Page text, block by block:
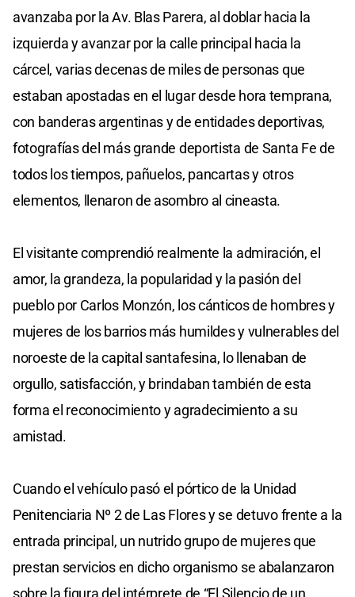
avanzaba por la Av. Blas Parera, al doblar hacia la
izquierda y avanzar por la calle principal hacia la
cárcel, varias decenas de miles de personas que
estaban apostadas en el lugar desde hora temprana,
con banderas argentinas y de entidades deportivas,
fotografías del más grande deportista de Santa Fe de
todos los tiempos, pañuelos, pancartas y otros
elementos, llenaron de asombro al cineasta.
El visitante comprendió realmente la admiración, el
amor, la grandeza, la popularidad y la pasión del
pueblo por Carlos Monzón, los cánticos de hombres y
mujeres de los barrios más humildes y vulnerables del
noroeste de la capital santafesina, lo llenaban de
orgullo, satisfacción, y brindaban también de esta
forma el reconocimiento y agradecimiento a su
amistad.
Cuando el vehículo pasó el pórtico de la Unidad
Penitenciaria Nº 2 de Las Flores y se detuvo frente a la
entrada principal, un nutrido grupo de mujeres que
prestan servicios en dicho organismo se abalanzaron
sobre la figura del intérprete de “El Silencio de un